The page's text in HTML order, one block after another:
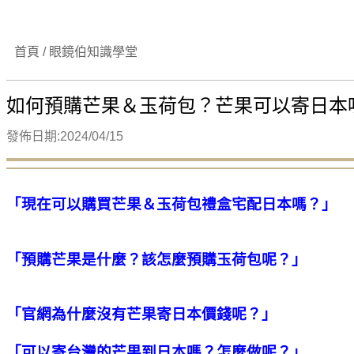
首頁 / 眼鏡伯知識學堂
如何預購芒果＆玉荷包？芒果可以寄日本
發佈日期:2024/04/15
「現在可以購買芒果＆玉荷包禮盒宅配日本嗎？」
「預購芒果是什麼？該怎麼預購玉荷包呢？」
「官網為什麼沒有芒果寄日本價錢呢？」